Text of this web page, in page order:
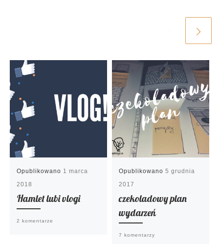
Opublikowano 1 marca
2018
Hamlet lubi vlogi
2 komentarze
Opublikowano5 grudnia
2017
czekoladowy plan
wydarzeń
7 komentarzy